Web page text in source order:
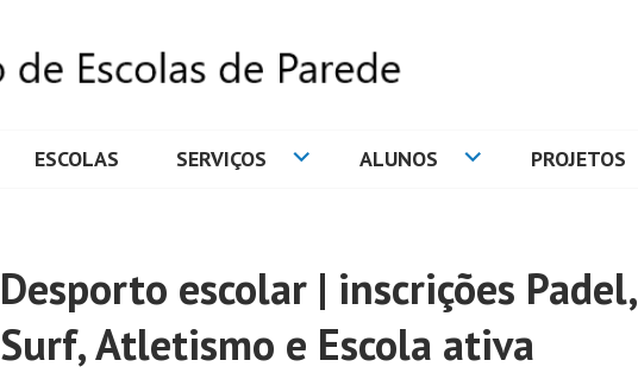
ESCOLAS SERVIÇOS ALUNOS PROJETOS
Desporto escolar | inscrições Padel,
Surf, Atletismo e Escola ativa